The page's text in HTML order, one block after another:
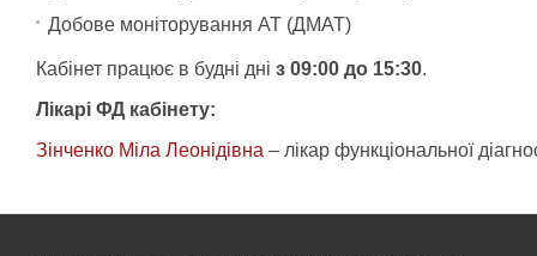
Добове моніторування АТ (ДМАТ)
Кабінет працює в будні дні з 09:00 до 15:30.
Лікарі ФД кабінету:
Зінченко Міла Леонідівна – лікар функціональної